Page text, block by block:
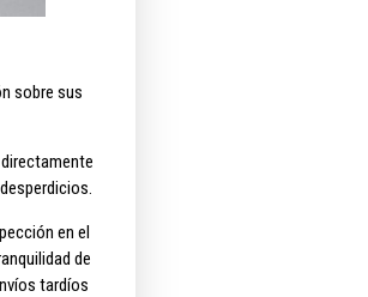
sobre sus
en el
de
tardíos